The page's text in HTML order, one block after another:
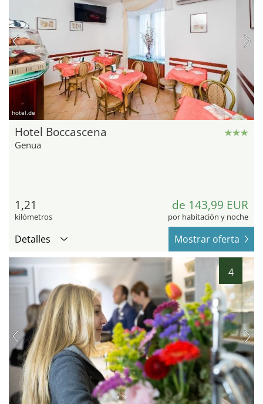
hotel.de
Hotel Boccascena
Genua
1,21
kilómetros
de 143,99 EUR
por habitación y noche
Detalles Mostrar oferta
4